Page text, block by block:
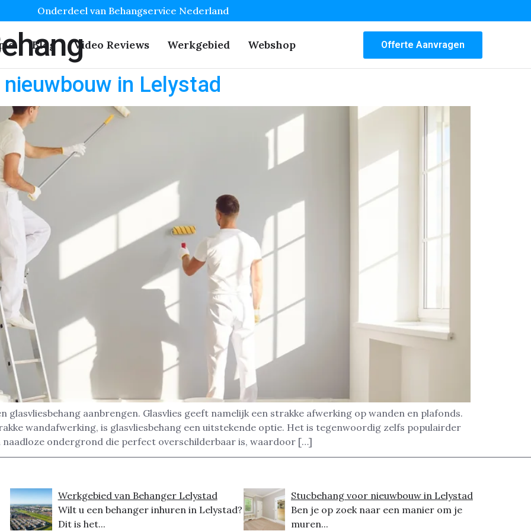
Onderdeel van Behangservice Nederland
Blog Video Reviews Werkgebied Webshop Offerte Aanvragen
in Lelystad
aanbrengen. Glasvlies geeft namelijk een strakke afwerking op wanden en plafonds.
wandafwerking, is glasvliesbehang een uitstekende optie. Het is tegenwoordig zelfs populairder
naadloze ondergrond die perfect overschilderbaar is, waardoor […]
Werkgebied van Behanger Lelystad
Wilt u een behanger inhuren in Lelystad?
Dit is het...
Stucbehang voor nieuwbouw in Lelystad
Ben je op zoek naar een manier om je
muren...